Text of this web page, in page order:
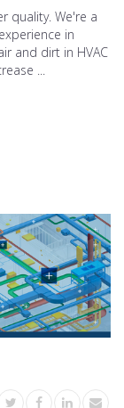
quality. We're a
in
and dirt in HVAC
...